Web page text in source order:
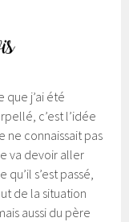
que j’ai été
c’est l’idée
ne connaissait pas
va devoir aller
s’est passé,
de la situation
aussi du père